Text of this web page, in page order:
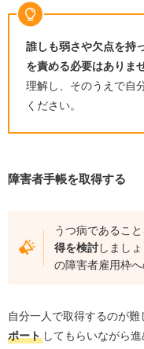
誰しも弱さや欠点を持
を責める必要はありま
理解し、そのうえで自
ください。
障害者手帳を取得する
うつ病であるこ
得を検討しまし
の障害者雇用枠
自分一人で取得するのが難
ポートしてもらいながら進